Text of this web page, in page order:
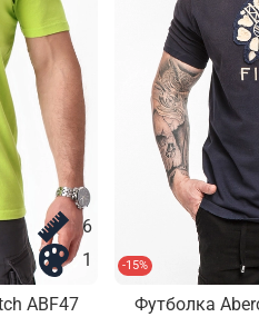
6
1
ABF47
-15%
Футболка